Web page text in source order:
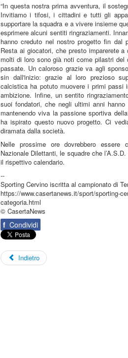
“In questa nostra prima avventura, il
Invitiamo i tifosi, i cittadini e tutti gli
supportare la squadra e a vivere insieme
esprimere alcuni sentiti ringraziamenti.
hanno creduto nel nostro progetto fin dal
Resta ai giocatori, che presto imparerete
molti di loro sono già noti come pilastri
passate. Un caloroso grazie va agli
sin dall'inizio: grazie al loro prezioso
calcistica ha potuto muovere i primi passi
ambizione. Infine, un sentito
suoi fondatori, che negli ultimi anni
mantenendo viva la passione sportiva
ha ispirato questo nuovo progetto. Ci
diramata dalla società.
Nelle prossime ore dovrebbero essere
Nazionale Dilettanti, le squadre che
il rispettivo calendario.
--
Sporting Cervino iscritta al campionato di
https://www.casertanews.it/sport/sporting-
categoria.html
© CasertaNews
f Condividi
Indietro